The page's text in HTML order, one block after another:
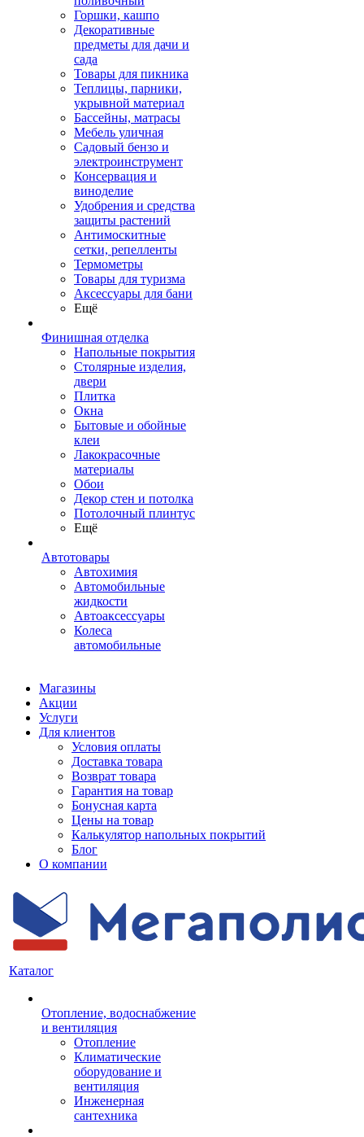
Горшки, кашпо
Декоративные
предметы для дачи и
сада
Товары для пикника
Теплицы, парники,
укрывной материал
Бассейны, матрасы
Мебель уличная
Садовый бензо и
электроинструмент
Консервация и
виноделие
Удобрения и средства
защиты растений
Антимоскитные
сетки, репелленты
Термометры
Товары для туризма
Аксессуары для бани
Ещё
Финишная отделка
Напольные покрытия
Столярные изделия,
двери
Плитка
Окна
Бытовые и обойные
клеи
Лакокрасочные
материалы
Обои
Декор стен и потолка
Потолочный плинтус
Ещё
Автотовары
Автохимия
Автомобильные
жидкости
Автоаксессуары
Колеса
автомобильные
Магазины
Акции
Услуги
Для клиентов
Условия оплаты
Доставка товара
Возврат товара
Гарантия на товар
Бонусная карта
Цены на товар
Калькулятор напольных покрытий
Блог
О компании
Каталог
Отопление, водоснабжение
и вентиляция
Отопление
Климатические
оборудование и
вентиляция
Инженерная
сантехника